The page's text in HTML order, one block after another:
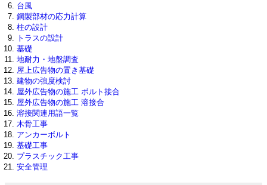
台風
鋼製部材の応力計算
柱の設計
トラスの設計
基礎
地耐力・地盤調査
屋上広告物の置き基礎
建物の強度検討
屋外広告物の施工 ボルト接合
屋外広告物の施工 溶接合
溶接関連用語一覧
木骨工事
アンカーボルト
基礎工事
プラスチック工事
安全管理